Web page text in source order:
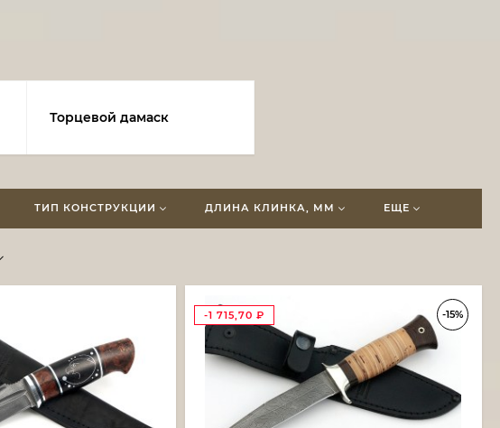
Торцевой дамаск
ТИП КОНСТРУКЦИИ ДЛИНА КЛИНКА, ММ ЕЩЕ
-15%
-1 715,70 ₽